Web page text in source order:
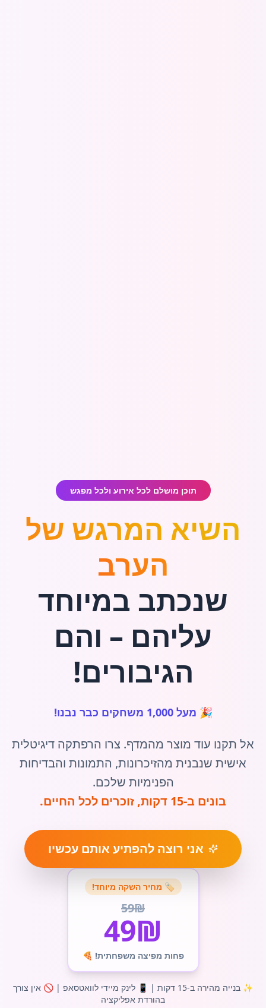
תוכן מושלם לכל אירוע ולכל מפגש
השיא המרגש של
הערב
שנכתב במיוחד
עליהם – והם
הגיבורים!
🎉 מעל 1,000 משחקים כבר נבנו!
אל תקנו עוד מוצר מהמדף. צרו הרפתקה דיגיטלית
אישית שנבנית מהזיכרונות, התמונות והבדיחות
הפנימיות שלכם.
בונים ב-15 דקות, זוכרים לכל החיים.
אני רוצה להפתיע אותם עכשיו
🏷️ מחיר השקה מיוחד!
59₪
49₪
פחות מפיצה משפחתית! 🍕
✨ בנייה מהירה ב-15 דקות | 📱 לינק מיידי לוואטסאפ | 🚫 אין צורך
בהורדת אפליקציה